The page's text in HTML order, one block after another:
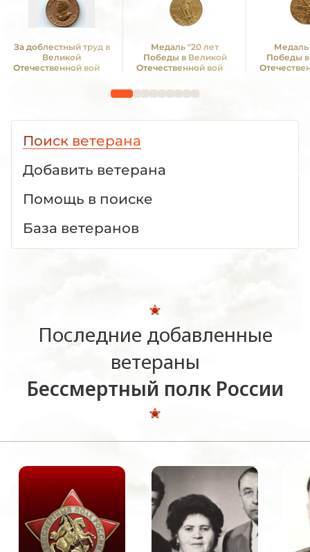
За доблестный труд в
Великой
Отечественной войне
Медаль "20 лет
Победы в Великой
Отечественной войне
Медаль
Победы
Поиск ветерана
Добавить ветерана
Помощь в поиске
База ветеранов
Последние добавленные
ветераны
Бессмертный полк России